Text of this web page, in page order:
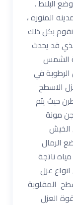
البلاط .
المنوره ،
بكل ذلك
قد يحدث
الشمس
الرطوبة في
الاسطح
حيث يتم
مونة
الخيش
الرمال
ناتجة
عزل
المقلوبة
العزل